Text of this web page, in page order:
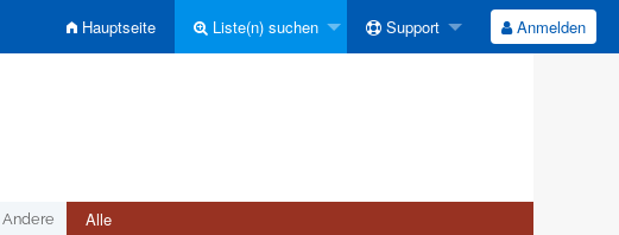
Hauptseite Liste(n) suchen Support Anmelden
Andere Alle